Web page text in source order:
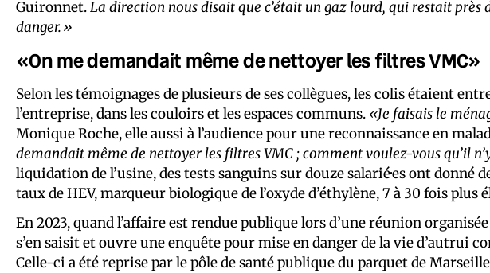
Guironnet.La direction nous disait que c’était un gaz lourd, qui restait près
danger.»
«On me demandait même de nettoyer les filtres VMC»
Selon les témoignages de plusieurs de ses collègues, les colis étaient
l’entreprise, dans les couloirs et les espaces communs. «Je faisais le
Monique Roche, elle aussi à l’audience pour une reconnaissance en
demandait même de nettoyer les filtres VMC ; comment voulez-vous qu’il
liquidation de l’usine, des tests sanguins sur douze salarié·es ont donné
taux de HEV, marqueur biologique de l’oxyde d’éthylène, 7 à 30 fois plus
En 2023, quand l’affaire est rendue publique lors d’une réunion
s’en saisit et ouvre une enquête pour mise en danger de la vie d’autrui
Celle-ci a été reprise par le pôle de santé publique du parquet de